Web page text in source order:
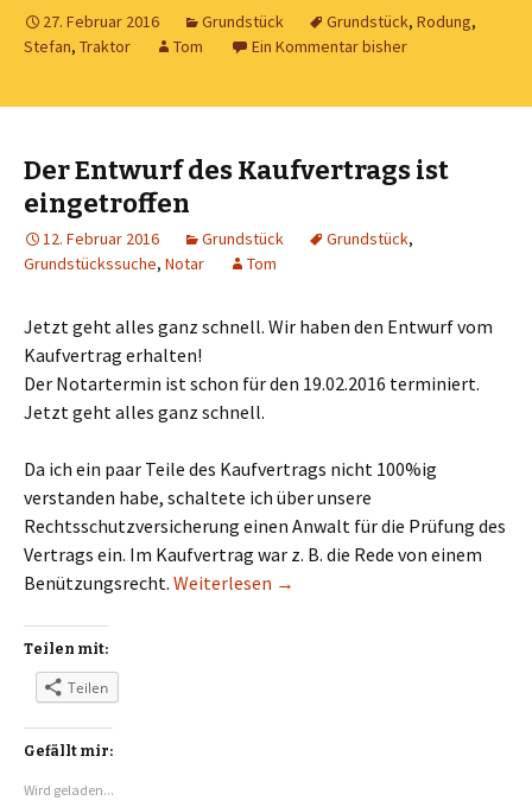
27. Februar 2016 Grundstück Grundstück, Rodung,
Stefan, Traktor Tom Ein Kommentar bisher
Der Entwurf des Kaufvertrags ist
eingetroffen
12. Februar 2016 Grundstück Grundstück,
Grundstückssuche, Notar Tom
Jetzt geht alles ganz schnell. Wir haben den Entwurf vom
Kaufvertrag erhalten!
Der Notartermin ist schon für den 19.02.2016 terminiert.
Jetzt geht alles ganz schnell.
Da ich ein paar Teile des Kaufvertrags nicht 100%ig
verstanden habe, schaltete ich über unsere
Rechtsschutzversicherung einen Anwalt für die Prüfung des
Vertrags ein. Im Kaufvertrag war z. B. die Rede von einem
Benützungsrecht. Weiterlesen Der Entwurf des Kaufvertrags
→
Teilen mit:
Teilen
Gefällt mir:
Wird geladen...